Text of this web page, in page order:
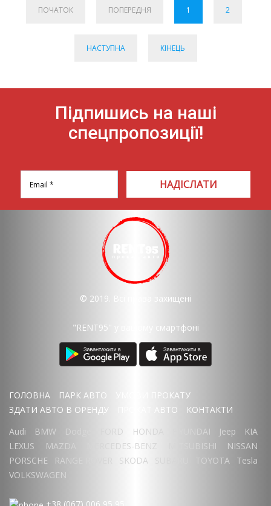
ПОЧАТОК ПОПЕРЕДНЯ 1 2
НАСТУПНА КІНЕЦЬ
Підпишись на наші
спецпропозиції!
НАДІСЛАТИ
© 2019. Всі права захищені
"RENT95" у вашому смартфоні
ГОЛОВНА ПАРК АВТО
УМОВИ ПРОКАТУ
ЗДАТИ АВТО В ОРЕНДУ
ПРОКАТ АВТО
КОНТАКТИ
Audi
BMW Dodge FORD HONDA HYUNDAI Jeep
KIA
LEXUS
MAZDA MERCEDES-BENZ MITSUBISHI
NISSAN
PORSCHE
RANGE ROVER SKODA TOYOTA
Tesla
VOLKSWAGEN